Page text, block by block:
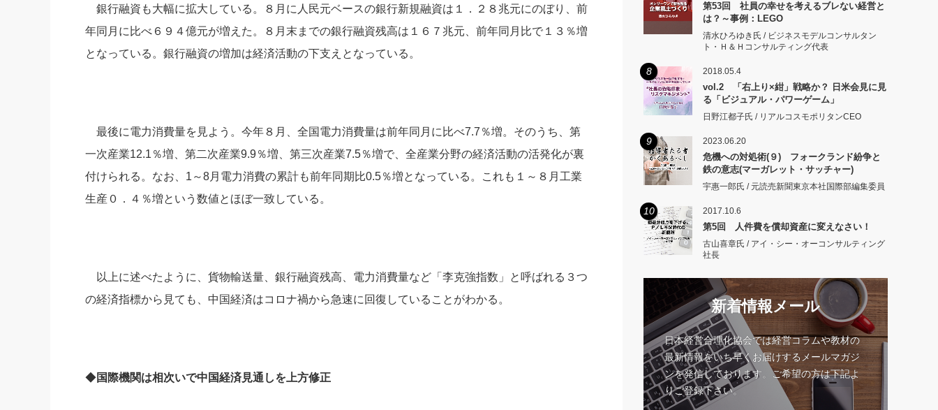
銀行融資も大幅に拡大している。８月に人民元ベースの銀行新規融資は１．２８兆元にのぼり、前
年同月に比べ６９４億元が増えた。８月末までの銀行融資残高は１６７兆元、前年同月比で１３％増
となっている。銀行融資の増加は経済活動の下支えとなっている。
最後に電力消費量を見よう。今年８月、全国電力消費量は前年同月に比べ7.7％増。そのうち、第
一次産業12.1％増、第二次産業9.9％増、第三次産業7.5％増で、全産業分野の経済活動の活発化が裏
付けられる。なお、1～8月電力消費の累計も前年同期比0.5％増となっている。これも１～８月工業
生産０．４％増という数値とほぼ一致している。
以上に述べたように、貨物輸送量、銀行融資残高、電力消費量など「李克強指数」と呼ばれる３つ
の経済指標から見ても、中国経済はコロナ禍から急速に回復していることがわかる。
◆国際機関は相次いで中国経済見通しを上方修正
第53回 社員の幸せを考えるブレない経営と
は？～事例：LEGO
清水ひろゆき氏 / ビジネスモデルコンサルタン
ト・Ｈ＆Ｈコンサルティング代表
8 2018.05.4
vol.2 「右上り×紺」戦略か？ 日米会見に見
る「ビジュアル・パワーゲーム」
日野江都子氏 / リアルコスモポリタンCEO
9 2023.06.20
危機への対処術(９) フォークランド紛争と
鉄の意志(マーガレット・サッチャー)
宇惠一郎氏 / 元読売新聞東京本社国際部編集委員
10 2017.10.6
第5回 人件費を償却資産に変えなさい！
古山喜章氏 / アイ・シー・オーコンサルティング
社長
新着情報メール
日本経営合理化協会では経営コラムや教材の
最新情報をいち早くお届けするメールマガジ
ンを発信しております。ご希望の方は下記よ
りご登録下さい。